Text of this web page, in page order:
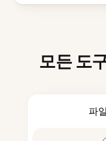
모든 도
파